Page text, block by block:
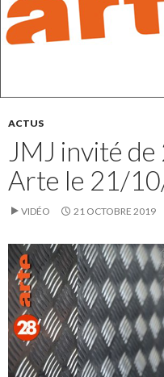
ACTUS
JMJ invité
Arte le 21/
VIDÉO 21 OCTOBRE 2019